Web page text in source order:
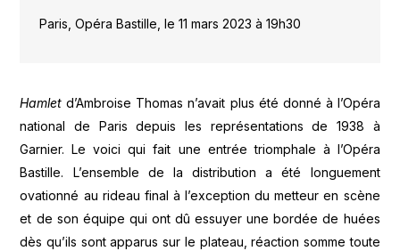
Paris, Opéra Bastille, le 11 mars 2023 à 19h30
Hamlet d’Ambroise Thomas n’avait plus été donné à l’Opéra
national de Paris depuis les représentations de 1938 à
Garnier. Le voici qui fait une entrée triomphale à l’Opéra
Bastille. L’ensemble de la distribution a été longuement
ovationné au rideau final à l’exception du metteur en scène
et de son équipe qui ont dû essuyer une bordée de huées
dès qu’ils sont apparus sur le plateau, réaction somme toute